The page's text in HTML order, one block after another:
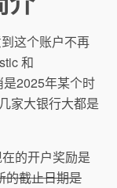
这个账户不再
和
2025年某个时
家大银行大都是
的开户奖励是
的截止日期是